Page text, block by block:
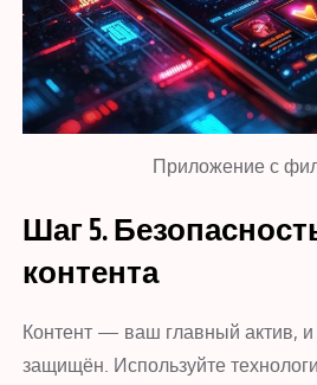
Приложение с
Шаг 5.
контента
Контент — ваш главный актив,
защищён. Используйте